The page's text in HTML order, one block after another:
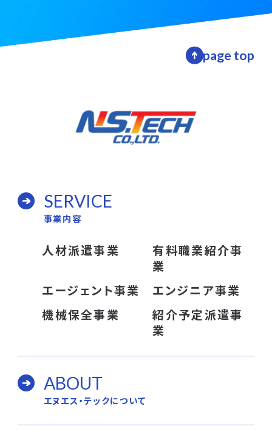
page top
SERVICE
事業内容
人材派遣事業
有料職業紹介事
業
エージェント事業
エンジニア事業
機械保全事業
紹介予定派遣事
業
ABOUT
エヌエス・テックについて